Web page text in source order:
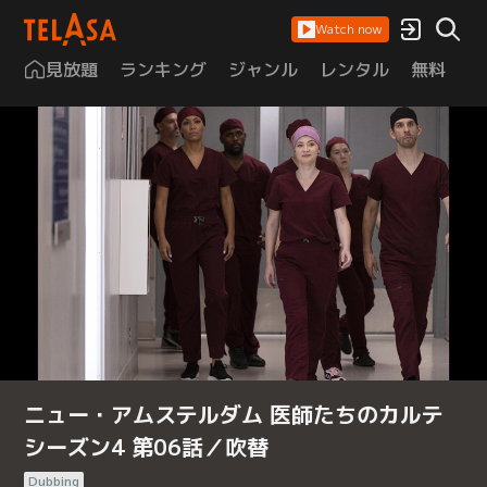
Watch now
見放題 ランキング ジャンル レンタル 無料
ニュー・アムステルダム 医師たちのカルテ
シーズン4 第06話／吹替
Dubbing